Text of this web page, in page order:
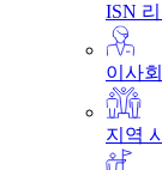
ISN
이사회
지역